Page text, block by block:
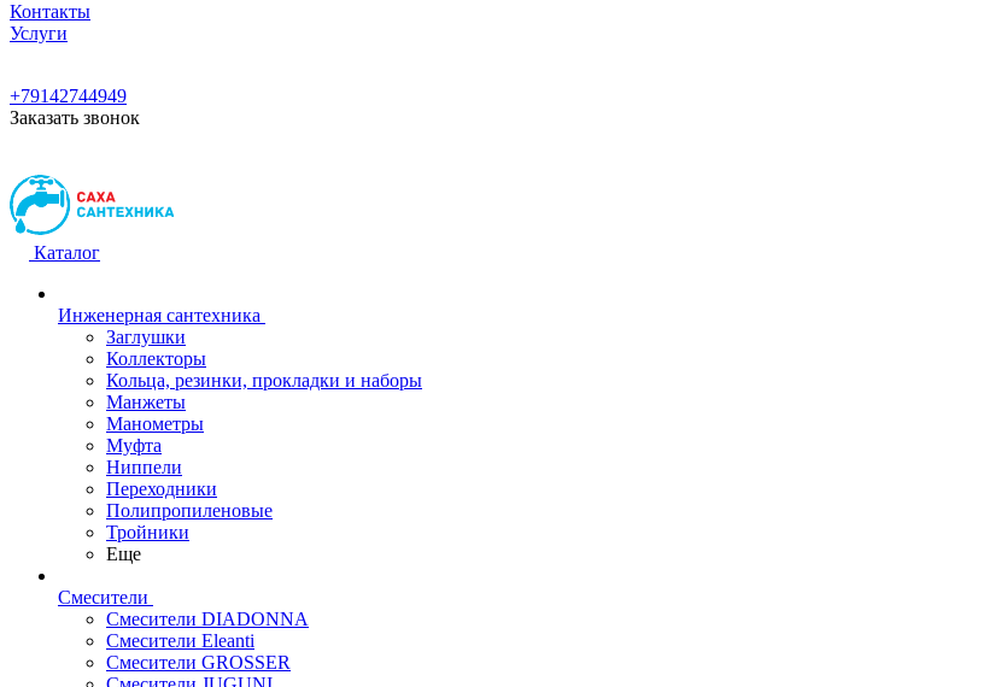
Контакты
Услуги
+79142744949
Заказать звонок
Каталог
Инженерная сантехника
Заглушки
Коллекторы
Кольца, резинки, прокладки и наборы
Манжеты
Манометры
Муфта
Ниппели
Переходники
Полипропиленовые
Тройники
Еще
Смесители
Смесители DIADONNA
Смесители Eleanti
Смесители GROSSER